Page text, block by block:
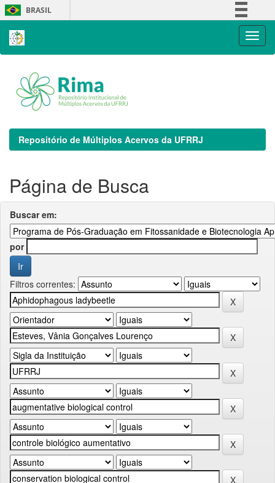
Skip
navigation
BRASIL
Repositório de Múltiplos Acervos da UFRRJ
Página de Busca
Buscar em:
por
Filtros correntes: